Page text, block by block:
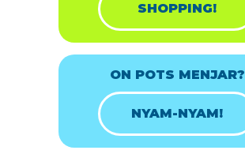
SHOPPING!
ON POTS MENJAR?
NYAM-NYAM!